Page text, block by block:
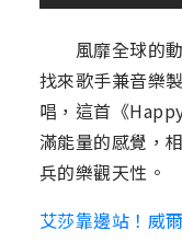
風靡全球的動
找來歌手兼音樂
唱，這首《
滿能量的感覺，
兵的樂觀天性。
艾莎靠邊站！威